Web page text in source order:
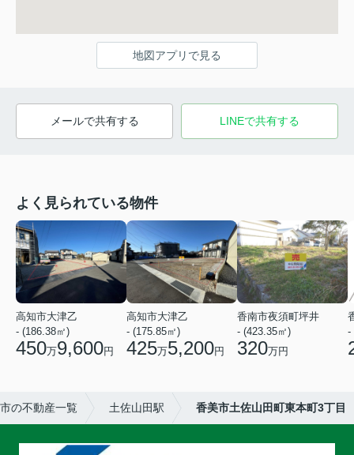
地図アプリで見る
メールで共有する LINEで共有する
よく見られている物件
高知市大津乙
- (186.38㎡)
450万9,600円
高知市大津乙
- (175.85㎡)
425万5,200円
香南市夜須町坪井
- (423.35㎡)
320万円
-
の不動産一覧 土佐山田駅 香美市土佐山田町東本町3丁目